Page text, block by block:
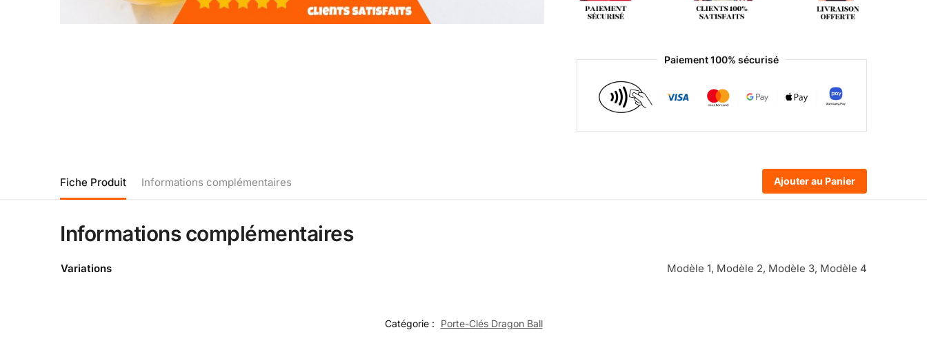
Paiement 100% sécurisé
Fiche Produit Informations complémentaires Ajouter au Panier
Informations complémentaires
Variations Modèle 1, Modèle 2, Modèle 3, Modèle 4
Catégorie : Porte-Clés Dragon Ball